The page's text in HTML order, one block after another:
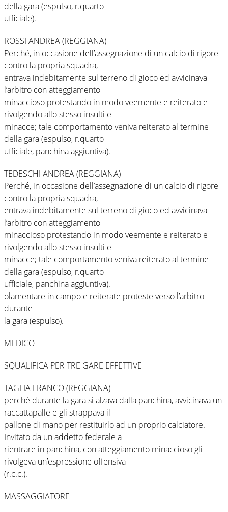
della gara (espulso, r.quarto
ufficiale).
ROSSI ANDREA (REGGIANA)
Perché, in occasione dell’assegnazione di un calcio di rigore
contro la propria squadra,
entrava indebitamente sul terreno di gioco ed avvicinava
l’arbitro con atteggiamento
minaccioso protestando in modo veemente e reiterato e
rivolgendo allo stesso insulti e
minacce; tale comportamento veniva reiterato al termine
della gara (espulso, r.quarto
ufficiale, panchina aggiuntiva).
TEDESCHI ANDREA (REGGIANA)
Perché, in occasione dell’assegnazione di un calcio di rigore
contro la propria squadra,
entrava indebitamente sul terreno di gioco ed avvicinava
l’arbitro con atteggiamento
minaccioso protestando in modo veemente e reiterato e
rivolgendo allo stesso insulti e
minacce; tale comportamento veniva reiterato al termine
della gara (espulso, r.quarto
ufficiale, panchina aggiuntiva).
olamentare in campo e reiterate proteste verso l’arbitro
durante
la gara (espulso).
MEDICO
SQUALIFICA PER TRE GARE EFFETTIVE
TAGLIA FRANCO (REGGIANA)
perché durante la gara si alzava dalla panchina, avvicinava un
raccattapalle e gli strappava il
pallone di mano per restituirlo ad un proprio calciatore.
Invitato da un addetto federale a
rientrare in panchina, con atteggiamento minaccioso gli
rivolgeva un’espressione offensiva
(r.c.c.).
MASSAGGIATORE